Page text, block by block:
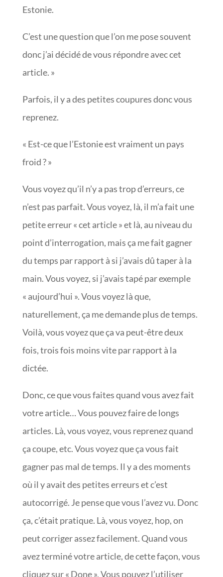
Estonie.
C’est une question que l’on me pose souvent
donc j’ai décidé de vous répondre avec cet
article. »
Parfois, il y a des petites coupures donc vous
reprenez.
« Est-ce que l’Estonie est vraiment un pays
froid ? »
Vous voyez qu’il n’y a pas trop d’erreurs, ce
n’est pas parfait. Vous voyez, là, il m’a fait une
petite erreur « cet article » et là, au niveau du
point d’interrogation, mais ça me fait gagner
du temps par rapport à si j’avais dû taper à la
main. Vous voyez, si j’avais tapé par exemple
« aujourd’hui ». Vous voyez là que,
naturellement, ça me demande plus de temps.
Voilà, vous voyez que ça va peut-être deux
fois, trois fois moins vite par rapport à la
dictée.
Donc, ce que vous faites quand vous avez fait
votre article… Vous pouvez faire de longs
articles. Là, vous voyez, vous reprenez quand
ça coupe, etc. Vous voyez que ça vous fait
gagner pas mal de temps. Il y a des moments
où il y avait des petites erreurs et c’est
autocorrigé. Je pense que vous l’avez vu. Donc
ça, c’était pratique. Là, vous voyez, hop, on
peut corriger assez facilement. Quand vous
avez terminé votre article, de cette façon, vous
cliquez sur « Done ». Vous pouvez l’utiliser